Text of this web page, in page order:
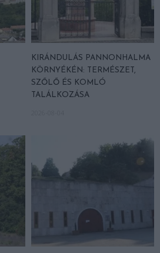
KIRÁNDULÁS PANNONHALMA
KÖRNYÉKÉN: TERMÉSZET,
SZŐLŐ ÉS KOMLÓ
TALÁLKOZÁSA